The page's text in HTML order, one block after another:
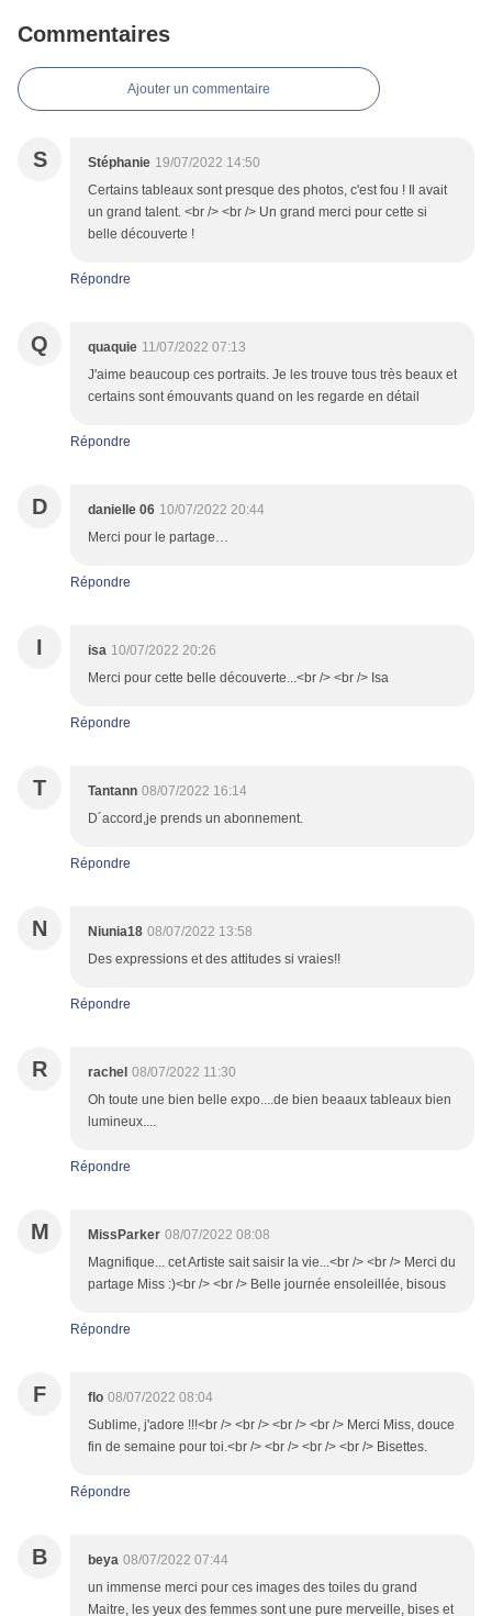
Commentaires
Ajouter un commentaire
S Stéphanie 19/07/2022 14:50
Certains tableaux sont presque des photos, c'est fou ! Il avait
un grand talent. <br /> <br /> Un grand merci pour cette si
belle découverte !
Répondre
Q quaquie 11/07/2022 07:13
J'aime beaucoup ces portraits. Je les trouve tous très beaux et
certains sont émouvants quand on les regarde en détail
Répondre
D danielle 06 10/07/2022 20:44
Merci pour le partage…
Répondre
I isa 10/07/2022 20:26
Merci pour cette belle découverte...<br /> <br /> Isa
Répondre
T Tantann 08/07/2022 16:14
D´accord,je prends un abonnement.
Répondre
N Niunia18 08/07/2022 13:58
Des expressions et des attitudes si vraies!!
Répondre
R rachel 08/07/2022 11:30
Oh toute une bien belle expo....de bien beaaux tableaux bien
lumineux....
Répondre
M MissParker 08/07/2022 08:08
Magnifique... cet Artiste sait saisir la vie...<br /> <br /> Merci du
partage Miss :)<br /> <br /> Belle journée ensoleillée, bisous
Répondre
F flo 08/07/2022 08:04
Sublime, j'adore !!!<br /> <br /> <br /> <br /> Merci Miss, douce
fin de semaine pour toi.<br /> <br /> <br /> <br /> Bisettes.
Répondre
B beya 08/07/2022 07:44
un immense merci pour ces images des toiles du grand
Maitre, les yeux des femmes sont une pure merveille, bises et